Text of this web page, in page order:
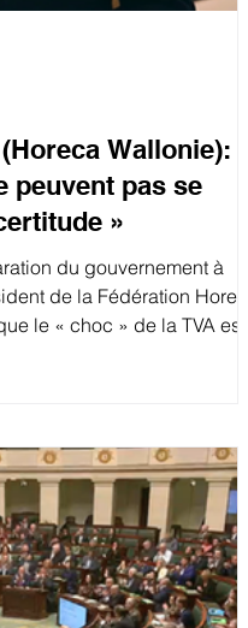
Wallonie): «
peuvent pas se
»
du gouvernement à
de la Fédération Horeca
le « choc » de la TVA est